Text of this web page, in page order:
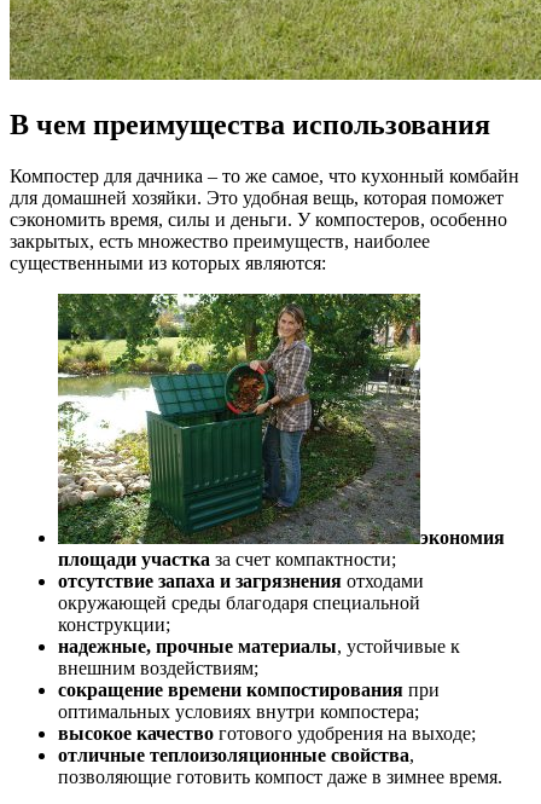
В чем преимущества использования
Компостер для дачника – то же самое, что кухонный комбайн
для домашней хозяйки. Это удобная вещь, которая поможет
сэкономить время, силы и деньги. У компостеров, особенно
закрытых, есть множество преимуществ, наиболее
существенными из которых являются:
экономия
площади участка за счет компактности;
отсутствие запаха и загрязнения отходами
окружающей среды благодаря специальной
конструкции;
надежные, прочные материалы, устойчивые к
внешним воздействиям;
сокращение времени компостирования при
оптимальных условиях внутри компостера;
высокое качество готового удобрения на выходе;
отличные теплоизоляционные свойства,
позволяющие готовить компост даже в зимнее время.